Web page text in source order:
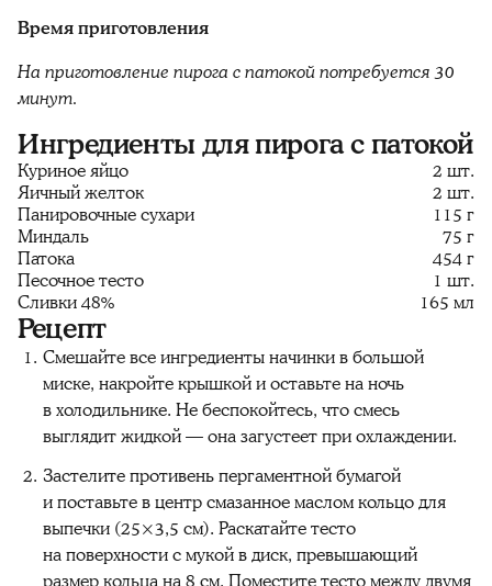
Время приготовления
На приготовление пирога с патокой потребуется 30
минут.
Ингредиенты для пирога с патокой
Куриное яйцо
2 шт.
Яичный желток
2 шт.
Панировочные сухари
115 г
Миндаль
75 г
Патока
454 г
Песочное тесто
1 шт.
Сливки 48%
165 мл
Рецепт
Смешайте все ингредиенты начинки в большой
миске, накройте крышкой и оставьте на ночь
в холодильнике. Не беспокойтесь, что смесь
выглядит жидкой — она загустеет при охлаждении.
Застелите противень пергаментной бумагой
и поставьте в центр смазанное маслом кольцо для
выпечки (25×3,5 см). Раскатайте тесто
на поверхности с мукой в диск, превышающий